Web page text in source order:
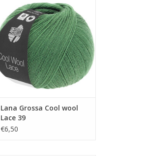
TOEVOEGEN AAN WINKELWAGEN
Lana Grossa Cool wool
Lace 39
€6,50